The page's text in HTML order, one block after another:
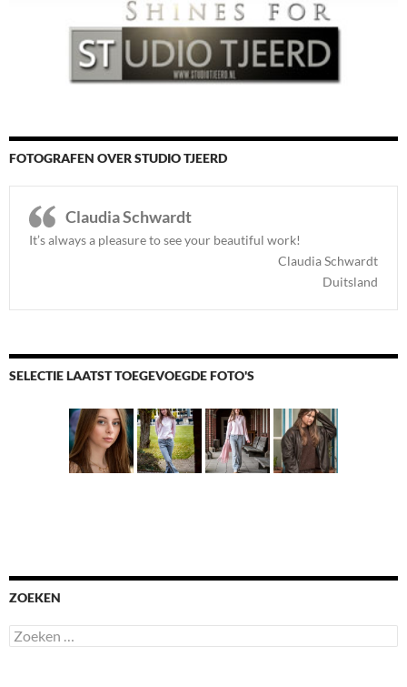
FOTOGRAFEN OVER STUDIO TJEERD
Claudia Schwardt
It’s always a pleasure to see your beautiful work!
Claudia Schwardt
Duitsland
SELECTIE LAATST TOEGEVOEGDE FOTO'S
ZOEKEN
Zoeken
naar: